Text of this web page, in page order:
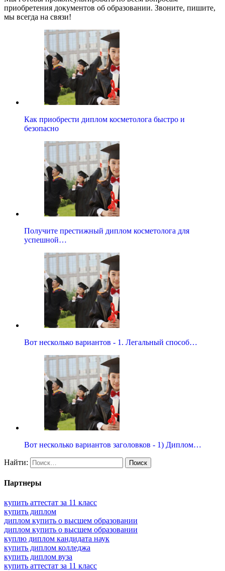
приобретения документов об образовании. Звоните, пишите,
мы всегда на связи!
Как приобрести диплом косметолога быстро и
безопасно
Получите престижный диплом косметолога для
успешной…
Вот несколько вариантов - 1. Легальный способ…
Вот несколько вариантов заголовков - 1) Диплом…
Найти:
Партнеры
купить аттестат за 11 класс
купить диплом
диплом купить о высшем образовании
диплом купить о высшем образовании
куплю диплом кандидата наук
купить диплом колледжа
купить диплом вуза
купить аттестат за 11 класс